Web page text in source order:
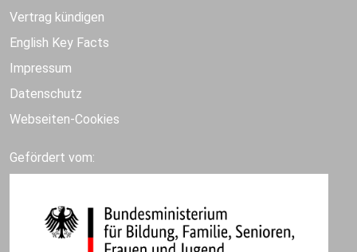
Vertrag kündigen
English Key Facts
Impressum
Datenschutz
Webseiten-Cookies
Gefördert vom: